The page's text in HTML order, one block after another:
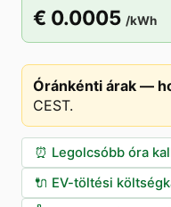
€ 0.0005 /kWh
Óránkénti árak —
CEST.
⏰ Legolcsóbb óra
🔌 EV-töltési